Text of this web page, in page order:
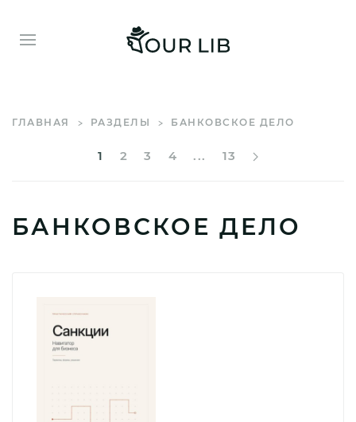
ГЛАВНАЯ РАЗДЕЛЫ БАНКОВСКОЕ ДЕЛО
1 2 3 4 ... 13
БАНКОВСКОЕ ДЕЛО